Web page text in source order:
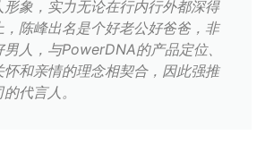
形象，实力无论在行内行外都深得
陈峰出名是个好老公好爸爸，非
人，与PowerDNA的产品定位、
怀和亲情的理念相契合，因此强推
代言人。